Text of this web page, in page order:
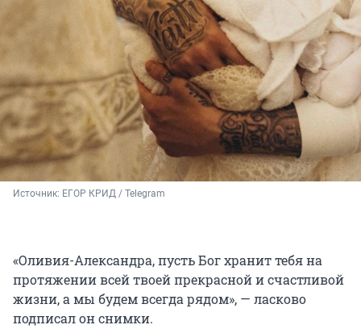
Источник: ЕГОР КРИД / Telegram
«Оливия-Александра, пусть Бог хранит тебя на
протяжении всей твоей прекрасной и счастливой
жизни, а мы будем всегда рядом», — ласково
подписал он снимки.